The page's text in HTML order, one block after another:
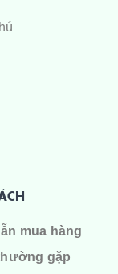
mua hàng
gặp